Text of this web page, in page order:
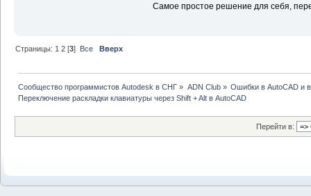
Самое простое решение для себя,
Страницы: 1 2 [3] Все Вверх
Сообщество программистов Autodesk в СНГ » ADN Club» Ошибки в AutoCAD и
Переключение раскладки клавиатуры через Shift + Alt в AutoCAD
Перейти в: